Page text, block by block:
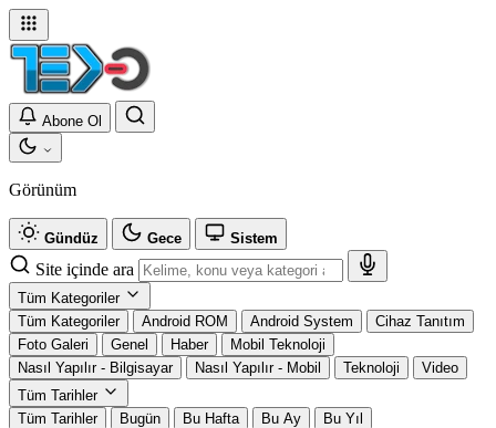
Abone Ol
Görünüm
Gündüz Gece Sistem
Site içinde ara
Tüm Kategoriler
Tüm Kategoriler
Android ROM Android System
Cihaz Tanıtım
Foto Galeri
Genel Haber
Mobil Teknoloji
Nasıl Yapılır - Bilgisayar
Nasıl Yapılır - Mobil Teknoloji
Video
Tüm Tarihler
Tüm Tarihler
Bugün Bu Hafta Bu Ay
Bu Yıl